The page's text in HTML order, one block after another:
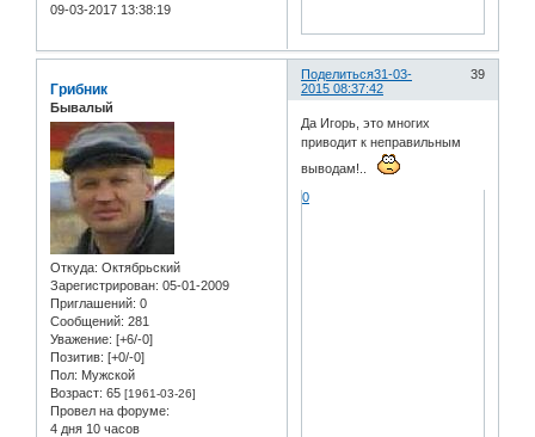
09-03-2017 13:38:19
Поделиться 39
31-03-
2015 08:37:42
Грибник
Бывалый
Откуда: Октябрьский
Зарегистрирован: 05-01-2009
Приглашений: 0
Сообщений: 281
Уважение: [+6/-0]
Позитив: [+0/-0]
Пол: Мужской
Возраст: 65 [1961-03-26]
Провел на форуме:
4 дня 10 часов
Да Игорь, это многих
приводит к неправильным
выводам!..
0